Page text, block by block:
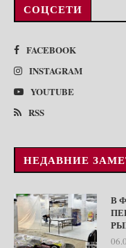
СОЦСЕТИ
FACEBOOK
INSTAGRAM
YOUTUBE
RSS
НЕДАВНИЕ
В